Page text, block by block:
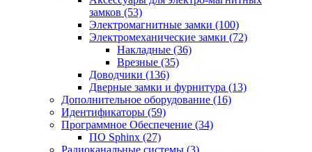
замков (53)
Электромагнитные замки (100)
Электромеханические замки (72)
Накладные (36)
Врезные (35)
Доводчики (136)
Дверные замки и фурнитура (13)
Дополнительное оборудование (16)
Идентификаторы (59)
Программное Обеспечение (34)
ПО Sphinx (27)
Радиоканальные системы (3)